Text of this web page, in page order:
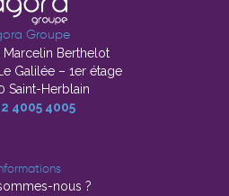
Groupe
Marcelin Berthelot
Galilée – 1er étage
Saint-Herblain
4005 4005
nous ?